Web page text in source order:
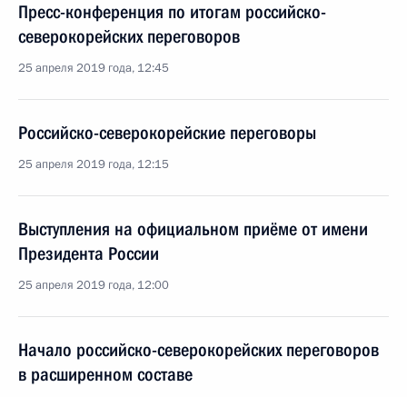
Пресс-конференция по итогам российско-
северокорейских переговоров
25 апреля 2019 года, 12:45
Российско-северокорейские переговоры
25 апреля 2019 года, 12:15
Выступления на официальном приёме от имени
Президента России
25 апреля 2019 года, 12:00
Начало российско-северокорейских переговоров
в расширенном составе